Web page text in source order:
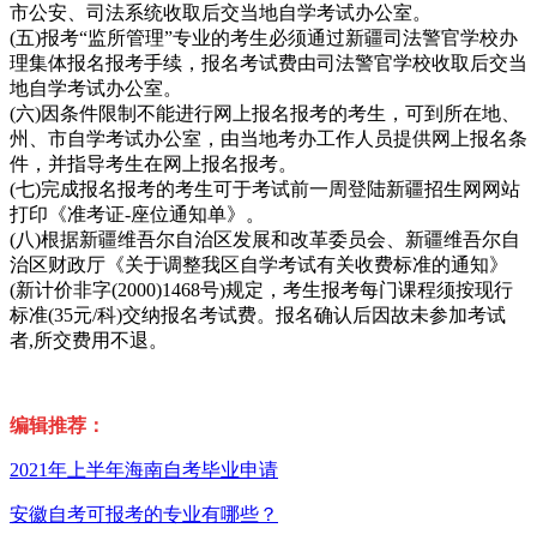
市公安、司法系统收取后交当地自学考试办公室。
(五)报考“监所管理”专业的考生必须通过新疆司法警官学校办
理集体报名报考手续，报名考试费由司法警官学校收取后交当
地自学考试办公室。
(六)因条件限制不能进行网上报名报考的考生，可到所在地、
州、市自学考试办公室，由当地考办工作人员提供网上报名条
件，并指导考生在网上报名报考。
(七)完成报名报考的考生可于考试前一周登陆新疆招生网网站
打印《准考证-座位通知单》。
(八)根据新疆维吾尔自治区发展和改革委员会、新疆维吾尔自
治区财政厅《关于调整我区自学考试有关收费标准的通知》
(新计价非字(2000)1468号)规定，考生报考每门课程须按现行
标准(35元/科)交纳报名考试费。报名确认后因故未参加考试
者,所交费用不退。
编辑推荐：
2021年上半年海南自考毕业申请
安徽自考可报考的专业有哪些？